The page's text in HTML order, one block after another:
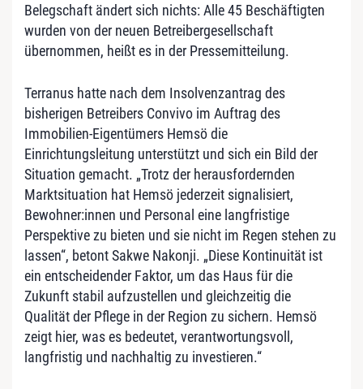
Belegschaft ändert sich nichts: Alle 45 Beschäftigten
wurden von der neuen Betreibergesellschaft
übernommen, heißt es in der Pressemitteilung.
Terranus hatte nach dem Insolvenzantrag des
bisherigen Betreibers Convivo im Auftrag des
Immobilien-Eigentümers Hemsö die
Einrichtungsleitung unterstützt und sich ein Bild der
Situation gemacht. „Trotz der herausfordernden
Marktsituation hat Hemsö jederzeit signalisiert,
Bewohner:innen und Personal eine langfristige
Perspektive zu bieten und sie nicht im Regen stehen zu
lassen“, betont Sakwe Nakonji. „Diese Kontinuität ist
ein entscheidender Faktor, um das Haus für die
Zukunft stabil aufzustellen und gleichzeitig die
Qualität der Pflege in der Region zu sichern. Hemsö
zeigt hier, was es bedeutet, verantwortungsvoll,
langfristig und nachhaltig zu investieren.“